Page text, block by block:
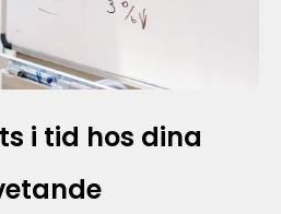
i tid hos dina